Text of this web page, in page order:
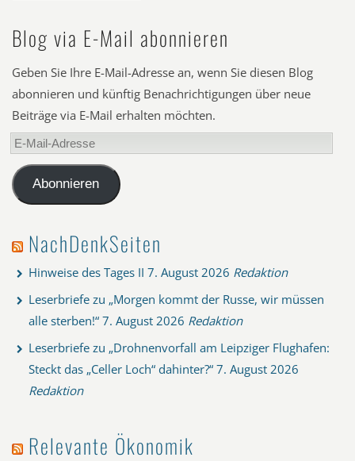
Blog via E-Mail abonnieren
Geben Sie Ihre E-Mail-Adresse an, wenn Sie diesen Blog
abonnieren und künftig Benachrichtigungen über neue
Beiträge via E-Mail erhalten möchten.
E-
Mail-
AdresseAbonnieren
NachDenkSeiten
Hinweise des Tages II 7. August 2026 Redaktion
Leserbriefe zu „Morgen kommt der Russe, wir müssen
alle sterben!“ 7. August 2026 Redaktion
Leserbriefe zu „Drohnenvorfall am Leipziger Flughafen:
Steckt das „Celler Loch“ dahinter?“ 7. August 2026
Redaktion
Relevante Ökonomik